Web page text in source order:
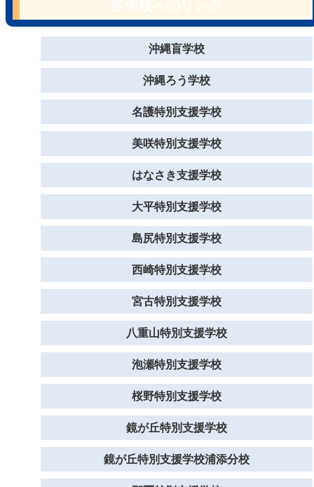
沖縄盲学校
沖縄ろう学校
名護特別支援学校
美咲特別支援学校
はなさき支援学校
大平特別支援学校
島尻特別支援学校
西崎特別支援学校
宮古特別支援学校
八重山特別支援学校
泡瀬特別支援学校
桜野特別支援学校
鏡が丘特別支援学校
鏡が丘特別支援学校浦添分校